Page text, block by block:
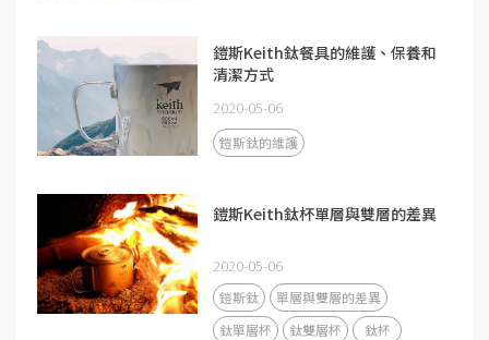
鎧斯Keith鈦餐具的維護、保養和
清潔方式
2020-05-06
鎧斯鈦的維護
鎧斯Keith鈦杯單層與雙層的差異
2020-05-06
鎧斯鈦
單層與雙層的差異
鈦單層杯
鈦雙層杯
鈦杯